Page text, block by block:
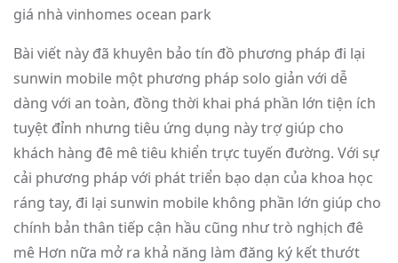
giá nhà vinhomes ocean park
Bài viết này đã khuyên bảo tín đồ phương pháp đi lại
sunwin mobile một phương pháp solo giản với dễ
dàng với an toàn, đồng thời khai phá phần lớn tiện ích
tuyệt đỉnh nhưng tiêu ứng dụng này trợ giúp cho
khách hàng đê mê tiêu khiển trực tuyến đường. Với sự
cải phương pháp với phát triển bạo dạn của khoa học
ráng tay, đi lại sunwin mobile không phần lớn giúp cho
chính bản thân tiếp cận hầu cũng như trò nghịch đê
mê Hơn nữa mở ra khả năng làm đăng ký kết thướt